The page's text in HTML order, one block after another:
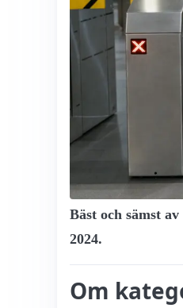
Bäst och sämst
2024.
Om